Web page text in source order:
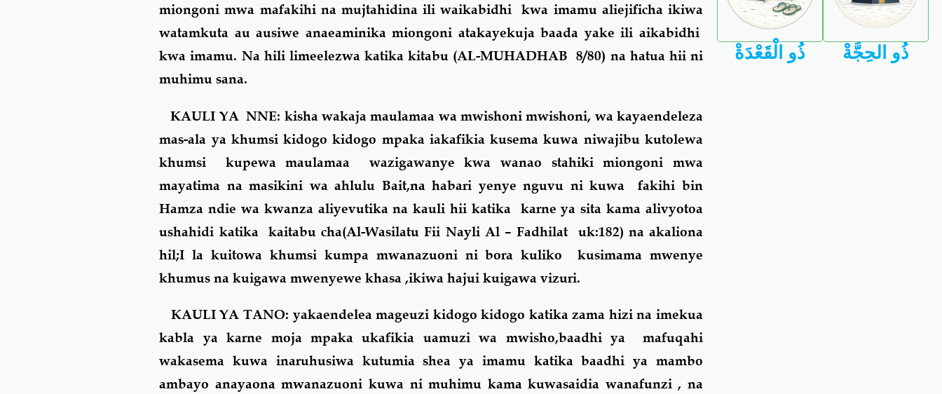
miongoni mwa mafakihi na mujtahidina ili waikabidhi kwa imamu aliejificha ikiwa
watamkuta au ausiwe anaeaminika miongoni atakayekuja baada yake ili aikabidhi
kwa imamu. Na hili limeelezwa katika kitabu (AL-MUHADHAB 8/80) na hatua hii ni
muhimu sana.
KAULI YA NNE: kisha wakaja maulamaa wa mwishoni mwishoni, wa kayaendeleza
mas-ala ya khumsi kidogo kidogo mpaka iakafikia kusema kuwa niwajibu kutolewa
khumsi kupewa maulamaa wazigawanye kwa wanao stahiki miongoni mwa
mayatima na masikini wa ahlulu Bait,na habari yenye nguvu ni kuwa fakihi bin
Hamza ndie wa kwanza aliyevutika na kauli hii katika karne ya sita kama alivyotoa
ushahidi katika kaitabu cha(Al-Wasilatu Fii Nayli Al – Fadhilat uk:182) na akaliona
hil;I la kuitowa khumsi kumpa mwanazuoni ni bora kuliko kusimama mwenye
khumus na kuigawa mwenyewe khasa ,ikiwa hajui kuigawa vizuri.
KAULI YA TANO: yakaendelea mageuzi kidogo kidogo katika zama hizi na imekua
kabla ya karne moja mpaka ukafikia uamuzi wa mwisho,baadhi ya mafuqahi
wakasema kuwa inaruhusiwa kutumia shea ya imamu katika baadhi ya mambo
ambayo anayaona mwanazuoni kuwa ni muhimu kama kuwasaidia wanafunzi , na
ذُو الْقَعْدَةْ ذُو الحِجَّةْ